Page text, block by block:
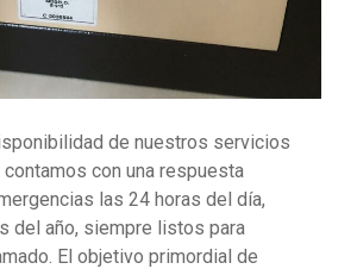
de nuestros servicios
con una respuesta
las 24 horas del día,
del año, siempre listos para
El objetivo primordial de